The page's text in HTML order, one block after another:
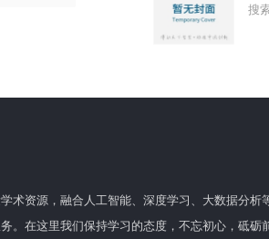
搜
术资源，融合人工智能、深度学习、大数据分析
。在这里我们保持学习的态度，不忘初心，砥砺